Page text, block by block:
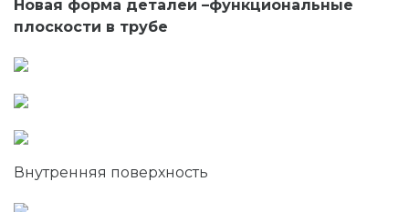
Новая форма деталей –функциональные
плоскости в трубе
Внутренняя поверхность